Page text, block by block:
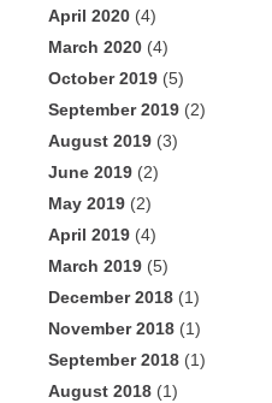
April 2020 (4)
March 2020 (4)
October 2019 (5)
September 2019 (2)
August 2019 (3)
June 2019 (2)
May 2019 (2)
April 2019 (4)
March 2019 (5)
December 2018 (1)
November 2018 (1)
September 2018 (1)
August 2018 (1)